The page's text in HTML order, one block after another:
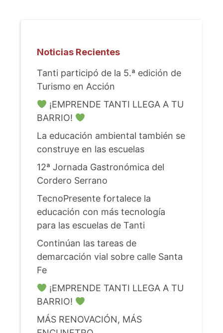
Noticias Recientes
Tanti participó de la 5.ª edición de
Turismo en Acción
¡EMPRENDE TANTI LLEGA A TU
BARRIO!
La educación ambiental también se
construye en las escuelas
12ª Jornada Gastronómica del
Cordero Serrano
TecnoPresente fortalece la
educación con más tecnología
para las escuelas de Tanti
Continúan las tareas de
demarcación vial sobre calle Santa
Fe
¡EMPRENDE TANTI LLEGA A TU
BARRIO!
MÁS RENOVACIÓN, MÁS